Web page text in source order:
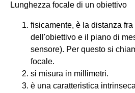
Lunghezza focale di un obiettivo
fisicamente, è la distanza
dell'obiettivo e il piano di
sensore). Per questo si
focale.
si misura in millimetri.
è una caratteristica